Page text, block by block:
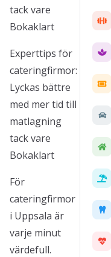
tack vare
Bokaklart
Experttips för
cateringfirmor:
Lyckas bättre
med mer tid till
matlagning
tack vare
Bokaklart
För
cateringfirmor
i Uppsala är
varje minut
värdefull.